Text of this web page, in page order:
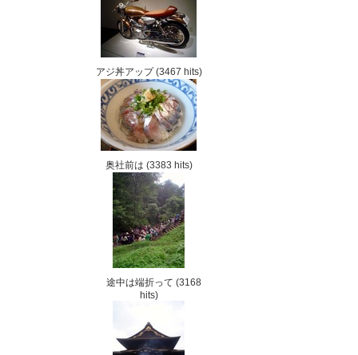
アジ丼アップ(3467 hits)
奥社前は (3383 hits)
途中は端折って (3168
hits)